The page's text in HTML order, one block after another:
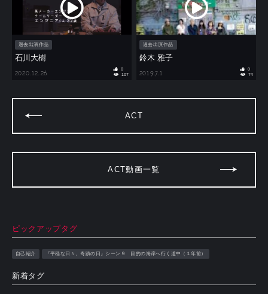
過去出演作品
石川大樹
2020.12.26
0
107
過去出演作品
鈴木 雅子
2019.7.1
0
74
ACT
ACT動画一覧
ピックアップタグ
自己紹介 『平穏な日々、奇蹟の日』シーン９ 目的の海岸へ行く道中（１年前）
新着タグ